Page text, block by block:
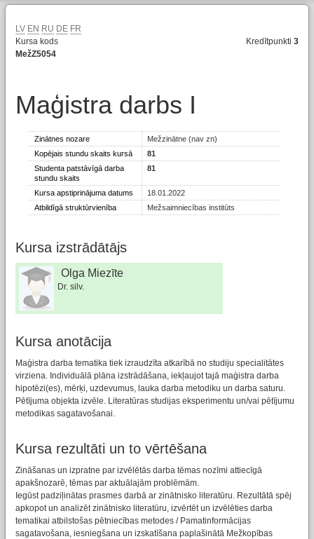
LV EN RU DE FR
Kursa kods
MežZ5054
Kredītpunkti3
Maģistra darbs I
Zinātnes nozare
Mežzinātne (nav zn)
Kopējais stundu skaits kursā
81
Studenta patstāvīgā darba
stundu skaits
81
Kursa apstiprinājuma datums
18.01.2022
Atbildīgā struktūrvienība
Mežsaimniecības institūts
Kursa izstrādātājs
Olga Miezīte
Dr. silv.
Kursa anotācija
Maģistra darba tematika tiek izraudzīta atkarībā no studiju specialitātes
virziena. Individuālā plāna izstrādāšana, iekļaujot tajā maģistra darba
hipotēzi(es), mērķi, uzdevumus, lauka darba metodiku un darba saturu.
Pētījuma objekta izvēle. Literatūras studijas eksperimentu un/vai pētījumu
metodikas sagatavošanai.
Kursa rezultāti un to vērtēšana
Zināšanas un izpratne par izvēlētās darba tēmas nozīmi attiecīgā
apakšnozarē, tēmas par aktuālajām problēmām.
Iegūst padziļinātas prasmes darbā ar zinātnisko literatūru. Rezultātā spēj
apkopot un analizēt zinātnisko literatūru, izvērtēt un izvēlēties darba
tematikai atbilstošas pētniecības metodes / Pamatinformācijas
sagatavošana, iesniegšana un izskatīšana paplašinātā Mežkopības